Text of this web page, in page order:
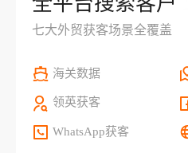
七大外贸获客场景全覆盖
海关数据
领英获客
WhatsApp获客